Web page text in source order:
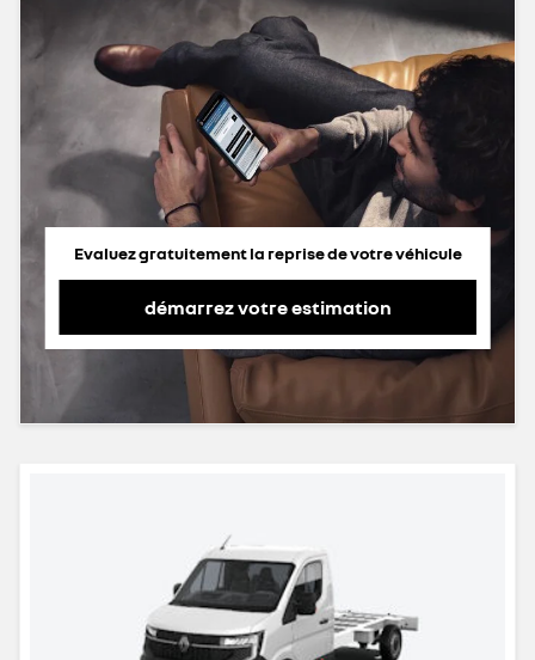
Evaluez gratuitement la reprise de votre véhicule
démarrez votre estimation